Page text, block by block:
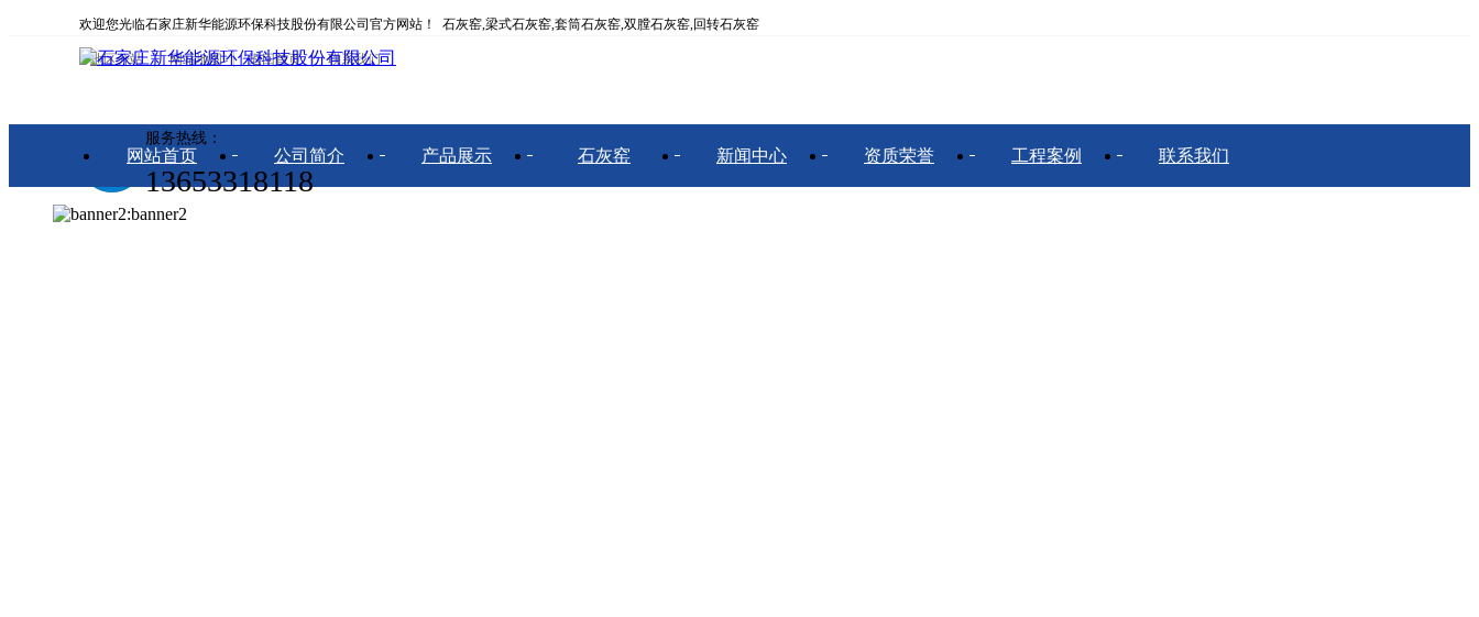
欢迎您光临石家庄新华能源环保科技股份有限公司官方网站！ 石灰窑,梁式石灰窑,套筒石灰窑,双膛石灰窑,回转石灰窑
地区分站 网站地图 返回首页 联系我们
服务热线：
13653318118
网站首页 公司简介 产品展示 石灰窑 新闻中心 资质荣誉 工程案例 联系我们